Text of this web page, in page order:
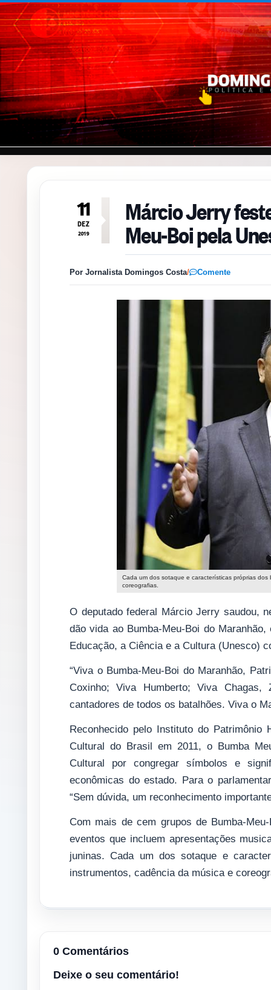
Pular para o conteúdo
11
DEZ
2019
Márcio Jerry
Meu-Boi pela
Por Jornalista Domingos Costa/ Comente
Cada um dos sotaque e características próprias
coreografias.
O deputado federal Márcio Jerry saudou,
dão vida ao Bumba-Meu-Boi do
Educação, a Ciência e a Cultura (Unesco)
“Viva o Bumba-Meu-Boi do Maranhão,
Coxinho; Viva Humberto; Viva
cantadores de todos os batalhões. Viva o
Reconhecido pelo Instituto do
Cultural do Brasil em 2011, o Bumba
Cultural por congregar símbolos e
econômicas do estado. Para o
“Sem dúvida, um reconhecimento
Com mais de cem grupos de Bumba-
eventos que incluem apresentações
juninas. Cada um dos sotaque e
instrumentos, cadência da música e
0 Comentários
Deixe o seu comentário!